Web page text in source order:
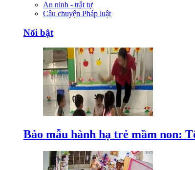
An ninh - trật tự
Câu chuyện Pháp luật
Nổi bật
Bảo mẫu hành hạ trẻ mầm non: